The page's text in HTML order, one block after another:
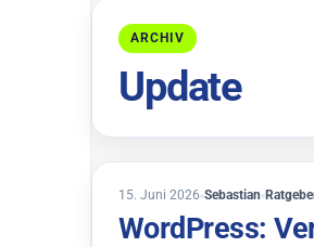
ARCHIV
Update
15. Juni 202622. Juni 2026
Sebastian
WordPress: